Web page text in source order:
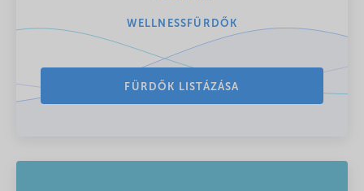
WELLNESSFÜRDŐK
FÜRDŐK LISTÁZÁSA